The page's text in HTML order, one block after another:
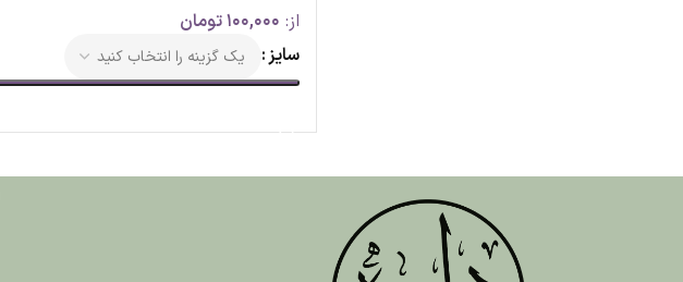
از: 100,000تومان
سایز